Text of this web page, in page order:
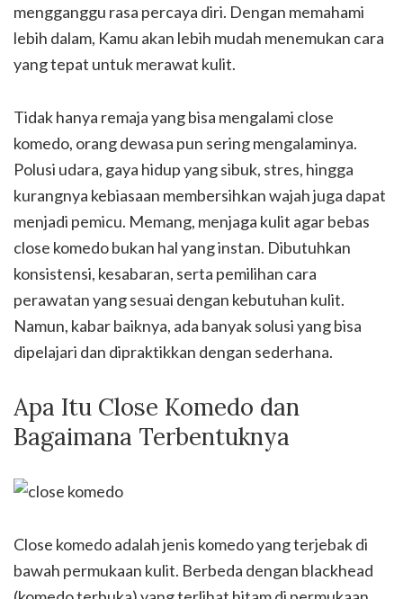
mengganggu rasa percaya diri. Dengan memahami
lebih dalam, Kamu akan lebih mudah menemukan cara
yang tepat untuk merawat kulit.
Tidak hanya remaja yang bisa mengalami close
komedo, orang dewasa pun sering mengalaminya.
Polusi udara, gaya hidup yang sibuk, stres, hingga
kurangnya kebiasaan membersihkan wajah juga dapat
menjadi pemicu. Memang, menjaga kulit agar bebas
close komedo bukan hal yang instan. Dibutuhkan
konsistensi, kesabaran, serta pemilihan cara
perawatan yang sesuai dengan kebutuhan kulit.
Namun, kabar baiknya, ada banyak solusi yang bisa
dipelajari dan dipraktikkan dengan sederhana.
Apa Itu Close Komedo dan
Bagaimana Terbentuknya
Close komedo adalah jenis komedo yang terjebak di
bawah permukaan kulit. Berbeda dengan blackhead